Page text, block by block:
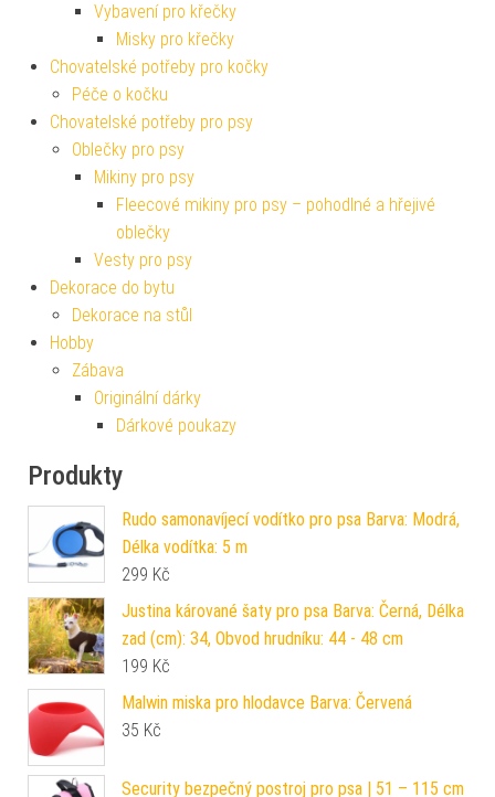
Vybavení pro křečky
Misky pro křečky
Chovatelské potřeby pro kočky
Péče o kočku
Chovatelské potřeby pro psy
Oblečky pro psy
Mikiny pro psy
Fleecové mikiny pro psy – pohodlné a hřejivé
oblečky
Vesty pro psy
Dekorace do bytu
Dekorace na stůl
Hobby
Zábava
Originální dárky
Dárkové poukazy
Produkty
Rudo samonavíjecí vodítko pro psa Barva: Modrá,
Délka vodítka: 5 m
299 Kč
Justina kárované šaty pro psa Barva: Černá, Délka
zad (cm): 34, Obvod hrudníku: 44 - 48 cm
199 Kč
Malwin miska pro hlodavce Barva: Červená
35 Kč
Security bezpečný postroj pro psa | 51 – 115 cm